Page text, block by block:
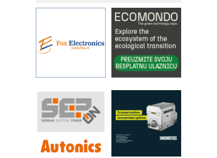
STAUFF – Komponente koje
povećavaju pouzdanost hidrauličkih
YAMADA pumpe – japanska
pouzdanost u transferu fluida
Filtration Group Industrial – Napredna
rešenja za filtraciju u hidrauličkim i
RILINEX kompanije Rittal
FANUC: Najbolje za vašu pametnu
automatizaciju
Efikasno upravljanje energijom
Automatizacija pakovanja · Display